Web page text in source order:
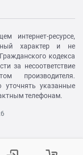
интернет-ресурсе,
характер и не
кодекса
за несоответствие
производителя.
уточнять указанные
телефонам.